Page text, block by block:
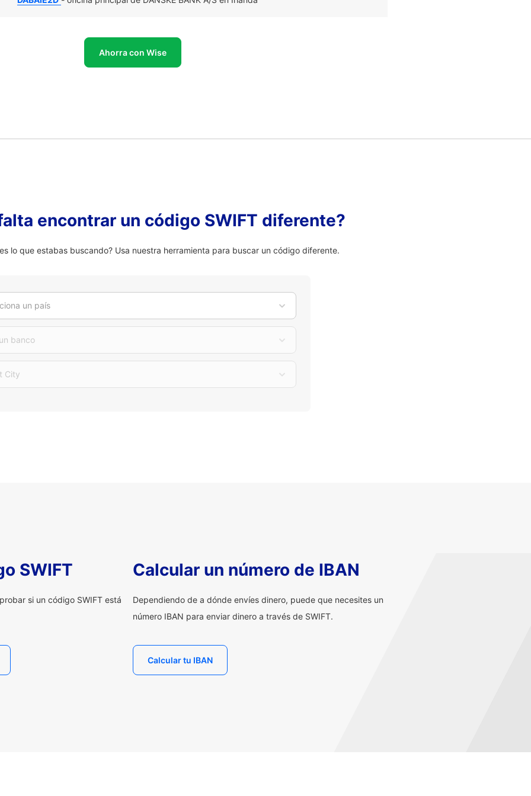
Ahorra con Wise
encontrar un código SWIFT diferente?
lo que estabas buscando? Usa nuestra herramienta para buscar un código diferente.
un país
banco
City
SWIFT
si un código SWIFT está
Calcular un número de IBAN
Dependiendo de a dónde envíes dinero, puede que necesites un
número IBAN para enviar dinero a través de SWIFT.
Calcular tu IBAN